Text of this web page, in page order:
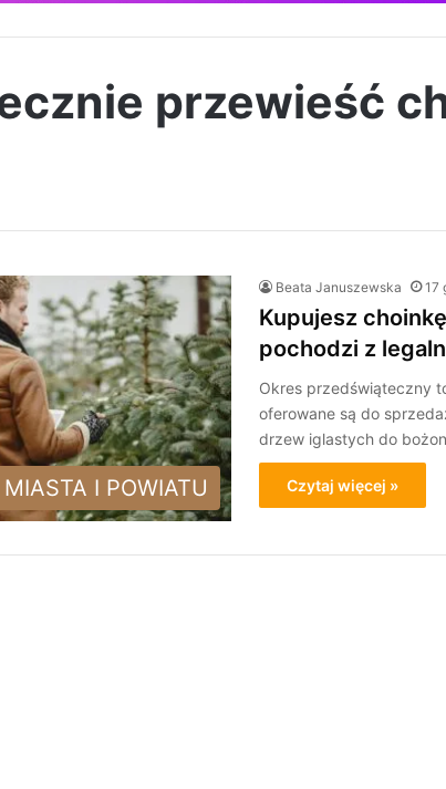
przewieść
I POWIATU
Beata Januszewska 17
Kupujesz
pochodzi z
Okres przedświąteczny
oferowane są do
drzew iglastych do
Czytaj więcej »